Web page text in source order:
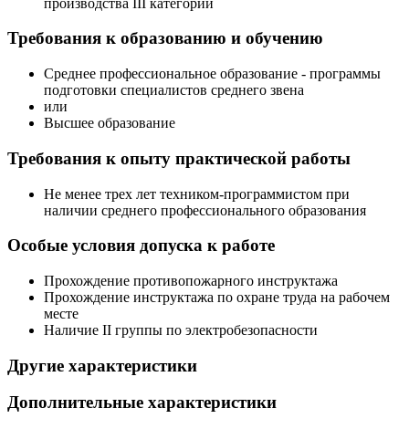
Требования к образованию и обучению
Среднее профессиональное образование - программы
подготовки специалистов среднего звена
или
Высшее образование
Требования к опыту практической работы
Не менее трех лет техником-программистом при
наличии среднего профессионального образования
Особые условия допуска к работе
Прохождение противопожарного инструктажа
Прохождение инструктажа по охране труда на рабочем
месте
Наличие II группы по электробезопасности
Другие характеристики
Дополнительные характеристики